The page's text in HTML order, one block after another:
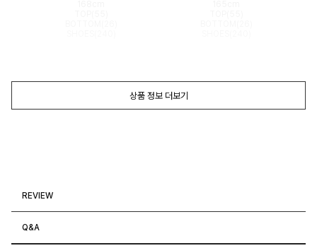
상품 정보 더보기
REVIEW
Q&A